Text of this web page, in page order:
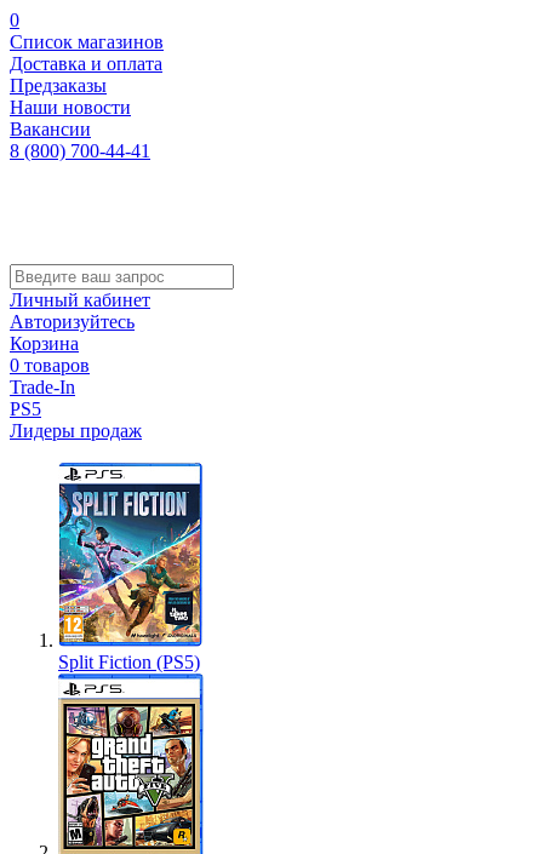
0
Список магазинов
Доставка и оплата
Предзаказы
Наши новости
Вакансии
8 (800) 700-44-41
Личный кабинет
Авторизуйтесь
Корзина
0 товаров
Trade-In
PS5
Лидеры продаж
Split Fiction (PS5)